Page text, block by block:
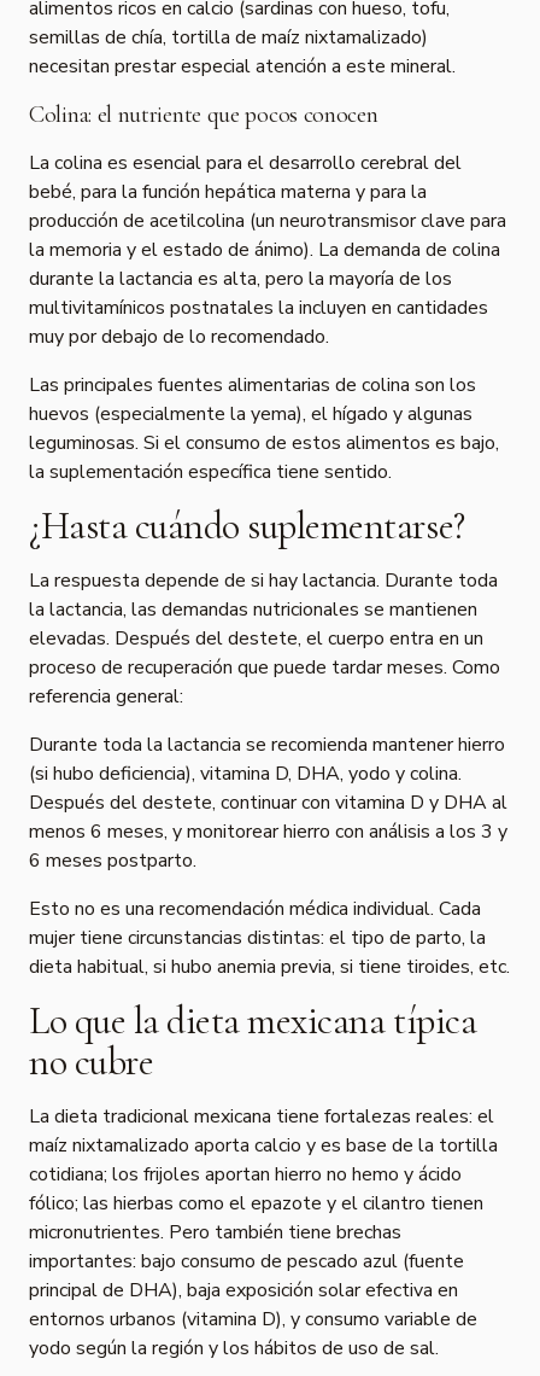
alimentos ricos en calcio (sardinas con hueso, tofu,
semillas de chía, tortilla de maíz nixtamalizado)
necesitan prestar especial atención a este mineral.
Colina: el nutriente que pocos conocen
La colina es esencial para el desarrollo cerebral del
bebé, para la función hepática materna y para la
producción de acetilcolina (un neurotransmisor clave para
la memoria y el estado de ánimo). La demanda de colina
durante la lactancia es alta, pero la mayoría de los
multivitamínicos postnatales la incluyen en cantidades
muy por debajo de lo recomendado.
Las principales fuentes alimentarias de colina son los
huevos (especialmente la yema), el hígado y algunas
leguminosas. Si el consumo de estos alimentos es bajo,
la suplementación específica tiene sentido.
¿Hasta cuándo suplementarse?
La respuesta depende de si hay lactancia. Durante toda
la lactancia, las demandas nutricionales se mantienen
elevadas. Después del destete, el cuerpo entra en un
proceso de recuperación que puede tardar meses. Como
referencia general:
Durante toda la lactancia se recomienda mantener hierro
(si hubo deficiencia), vitamina D, DHA, yodo y colina.
Después del destete, continuar con vitamina D y DHA al
menos 6 meses, y monitorear hierro con análisis a los 3 y
6 meses postparto.
Esto no es una recomendación médica individual. Cada
mujer tiene circunstancias distintas: el tipo de parto, la
dieta habitual, si hubo anemia previa, si tiene tiroides, etc.
Lo que la dieta mexicana típica
no cubre
La dieta tradicional mexicana tiene fortalezas reales: el
maíz nixtamalizado aporta calcio y es base de la tortilla
cotidiana; los frijoles aportan hierro no hemo y ácido
fólico; las hierbas como el epazote y el cilantro tienen
micronutrientes. Pero también tiene brechas
importantes: bajo consumo de pescado azul (fuente
principal de DHA), baja exposición solar efectiva en
entornos urbanos (vitamina D), y consumo variable de
yodo según la región y los hábitos de uso de sal.